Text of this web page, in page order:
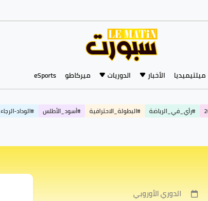
ميلتيميديا الأخبار الدوريات ميركاطو eSports
#رأي_في_الرياضة #البطولة_الاحترافية #أسود_الأطلس #الوداد-الرجاء
الدوري الأوروبي